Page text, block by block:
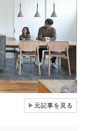
▶元記事を見る